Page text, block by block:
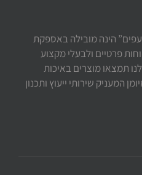
הינה מובילה באספקת
פרטיים ולבעלי מקצוע
תמצאו מוצרים באיכות
המעניק שירותי ייעוץ ותכנון